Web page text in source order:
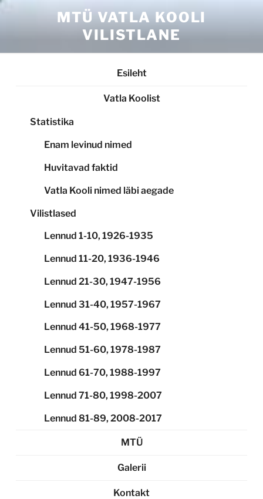
Skip
MTÜ VATLA KOOLI
VILISTLANE
Esileht
Vatla Koolist
Statistika
Enam levinud nimed
Huvitavad faktid
Vatla Kooli nimed läbi aegade
Vilistlased
Lennud 1-10, 1926-1935
Lennud 11-20, 1936-1946
Lennud 21-30, 1947-1956
Lennud 31-40, 1957-1967
Lennud 41-50, 1968-1977
Lennud 51-60, 1978-1987
Lennud 61-70, 1988-1997
Lennud 71-80, 1998-2007
Lennud 81-89, 2008-2017
MTÜ
Galerii
Kontakt